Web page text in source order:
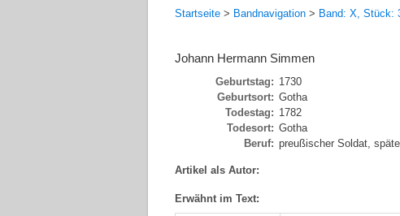
Startseite > Bandnavigation > Band: X, Stück:
Johann Hermann Simmen
Geburtstag: 1730
Geburtsort: Gotha
Todestag: 1782
Todesort: Gotha
Beruf: preußischer Soldat,
Artikel als Autor:
Erwähnt im Text: